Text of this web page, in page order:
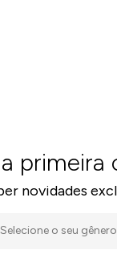
primeira
novidades